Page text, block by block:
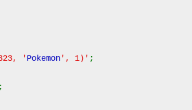
' Pokemon ', 1)' ;